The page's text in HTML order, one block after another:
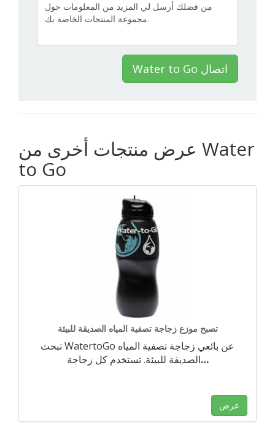
Water to Go اتصال
عرض منتجات أخرى من Water
to Go
تصبح موزع زجاجة تصفية المياه الصديقة للبيئة
تبحث WatertoGo عن بائعي زجاجة تصفية المياه
الصديقة للبيئة. تستخدم كل زجاجة…
عرض